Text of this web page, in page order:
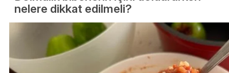
nelere dikkat edilmeli?